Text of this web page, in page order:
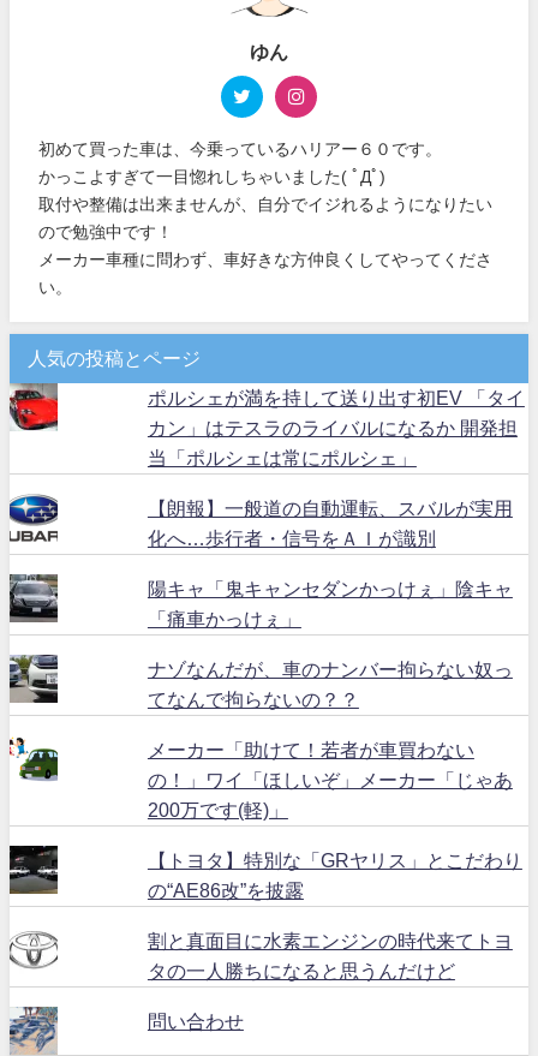
ゆん
初めて買った車は、今乗っているハリアー６０です。
かっこよすぎて一目惚れしちゃいました( ﾟДﾟ)
取付や整備は出来ませんが、自分でイジれるようになりたい
ので勉強中です！
メーカー車種に問わず、車好きな方仲良くしてやってくださ
い。
人気の投稿とページ
ポルシェが満を持して送り出す初EV 「タイ
カン」はテスラのライバルになるか 開発担
当「ポルシェは常にポルシェ」
【朗報】一般道の自動運転、スバルが実用
化へ…歩行者・信号をＡＩが識別
陽キャ「鬼キャンセダンかっけぇ」陰キャ
「痛車かっけぇ」
ナゾなんだが、車のナンバー拘らない奴っ
てなんで拘らないの？？
メーカー「助けて！若者が車買わない
の！」ワイ「ほしいぞ」メーカー「じゃあ
200万です(軽)」
【トヨタ】特別な「GRヤリス」とこだわり
の“AE86改”を披露
割と真面目に水素エンジンの時代来てトヨ
タの一人勝ちになると思うんだけど
問い合わせ